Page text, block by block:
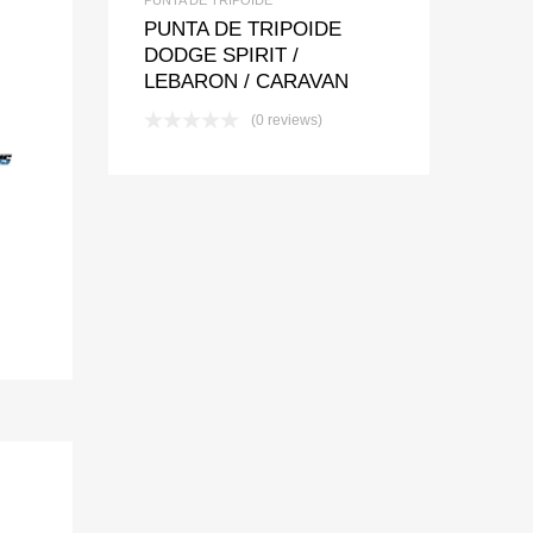
PUNTA DE TRIPOIDE
DODGE SPIRIT /
LEBARON / CARAVAN
(0 reviews)